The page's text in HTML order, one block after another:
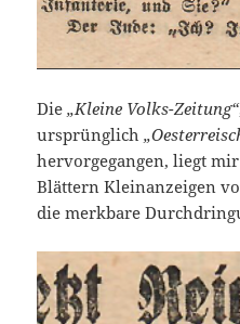
Die„Kleine Volks-Zeitung“
ursprünglich
hervorgegangen, liegt
Blättern Kleinanzeigen
die merkbare